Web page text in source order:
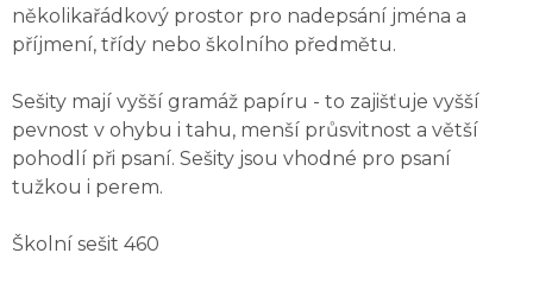
několikařádkový prostor pro nadepsání jména a
příjmení, třídy nebo školního předmětu.
Sešity mají vyšší gramáž papíru - to zajišťuje vyšší
pevnost v ohybu i tahu, menší průsvitnost a větší
pohodlí při psaní. Sešity jsou vhodné pro psaní
tužkou i perem.
Školní sešit 460